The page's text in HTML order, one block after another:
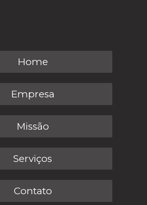
Home
Empresa
Missão
Serviços
Contato